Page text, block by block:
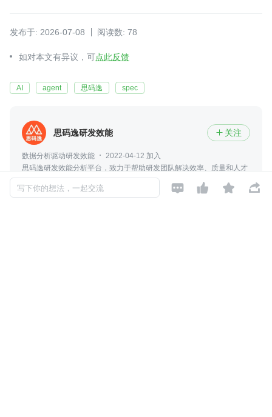
发布于: 2026-07-08 阅读数: 78
如对本文有异议，可点此反馈
AI agent 思码逸 spec
思码逸研发效能  关注
数据分析驱动研发效能
2022-04-12 加入
思码逸研发效能分析平台，致力于帮助研发团队解决效率、质量和人才
三大痛点，提升研发效率与软件工程质量，助力每一位开发者创造更多
价值。
写下你的想法，一起交流    